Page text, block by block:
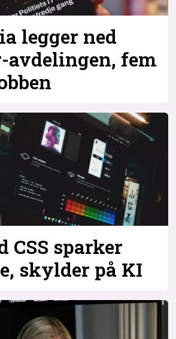
legger ned
fem
sparker
skylder på KI